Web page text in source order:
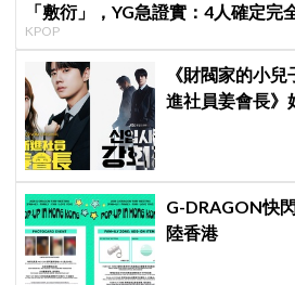
「敷衍」，YG急證實：4人確定完
KPOP
《財閥家的小
進社員姜會長》
G-DRAGON快
陸香港